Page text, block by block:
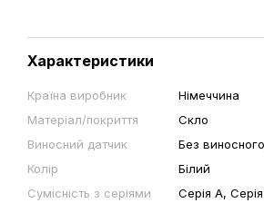
Характеристики
Країна виробник
Німеччина
Матеріал/покриття
Скло
Виносний датчик
Без
Колір
Білий
Сумісність з серіями
Серія A,